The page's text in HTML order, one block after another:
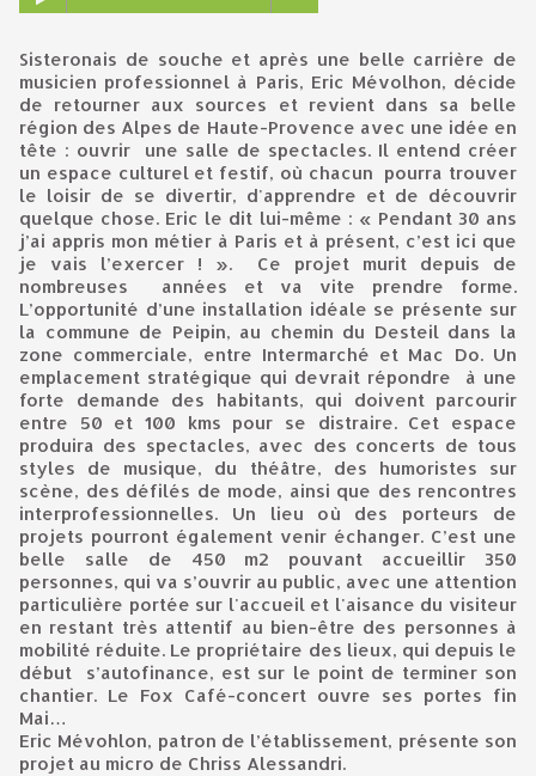
Sisteronais de souche et après une belle carrière de
musicien professionnel à Paris, Eric Mévolhon, décide
de retourner aux sources et revient dans sa belle
région des Alpes de Haute-Provence avec une idée en
tête : ouvrir une salle de spectacles. Il entend créer
un espace culturel et festif, où chacun pourra trouver
le loisir de se divertir, d'apprendre et de découvrir
quelque chose. Eric le dit lui-même : « Pendant 30 ans
j’ai appris mon métier à Paris et à présent, c’est ici que
je vais l’exercer ! ». Ce projet murit depuis de
nombreuses années et va vite prendre forme.
L’opportunité d’une installation idéale se présente sur
la commune de Peipin, au chemin du Desteil dans la
zone commerciale, entre Intermarché et Mac Do. Un
emplacement stratégique qui devrait répondre à une
forte demande des habitants, qui doivent parcourir
entre 50 et 100 kms pour se distraire. Cet espace
produira des spectacles, avec des concerts de tous
styles de musique, du théâtre, des humoristes sur
scène, des défilés de mode, ainsi que des rencontres
interprofessionnelles. Un lieu où des porteurs de
projets pourront également venir échanger. C’est une
belle salle de 450 m2 pouvant accueillir 350
personnes, qui va s’ouvrir au public, avec une attention
particulière portée sur l'accueil et l'aisance du visiteur
en restant très attentif au bien-être des personnes à
mobilité réduite. Le propriétaire des lieux, qui depuis le
début s’autofinance, est sur le point de terminer son
chantier. Le Fox Café-concert ouvre ses portes fin
Mai…
Eric Mévohlon, patron de l’établissement, présente son
projet au micro de Chriss Alessandri.